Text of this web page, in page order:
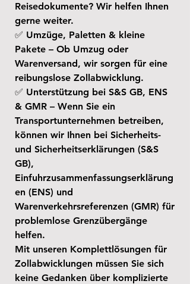
Reisedokumente? Wir helfen Ihnen
gerne weiter.
✅ Umzüge, Paletten & kleine
Pakete – Ob Umzug oder
Warenversand, wir sorgen für eine
reibungslose Zollabwicklung.
✅ Unterstützung bei S&S GB, ENS
& GMR – Wenn Sie ein
Transportunternehmen betreiben,
können wir Ihnen bei Sicherheits-
und Sicherheitserklärungen (S&S
GB),
Einfuhrzusammenfassungserklärung
en (ENS) und
Warenverkehrsreferenzen (GMR) für
problemlose Grenzübergänge
helfen.
Mit unseren Komplettlösungen für
Zollabwicklungen müssen Sie sich
keine Gedanken über komplizierte